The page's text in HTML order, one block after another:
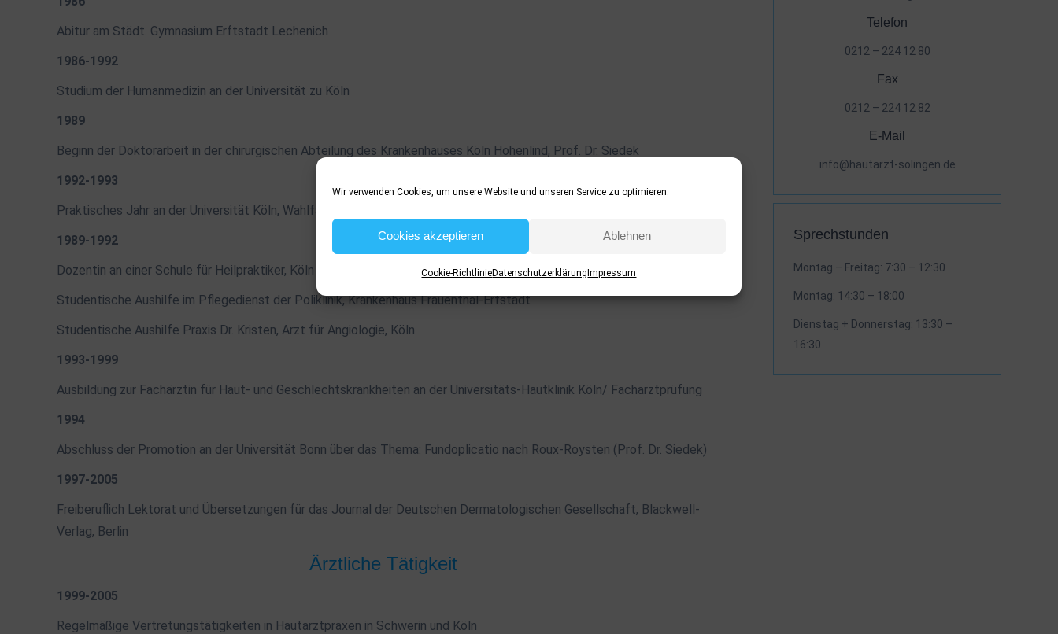
Wir verwenden Cookies, um unsere Website und unseren Service zu optimieren.
Cookies akzeptieren Ablehnen
Cookie-RichtlinieDatenschutzerklärungImpressum
Abitur am Städt. Gymnasium Erftstadt Lechenich
1986-1992
Studium der Humanmedizin an der Universität zu Köln
1989
Beginn der Doktorarbeit in der chirurgischen Abteilung des Krankenhauses Köln Hohenlind, Prof. Dr. Siedek
1992-1993
Praktisches Jahr an der Universität Köln, Wahlfach Dermatologie
1989-1992
Dozentin an einer Schule für Heilpraktiker, Köln Minoritengasse
Studentische Aushilfe im Pflegedienst der Poliklinik, Krankenhaus Frauenthal-Erfstadt
Studentische Aushilfe Praxis Dr. Kristen, Arzt für Angiologie, Köln
1993-1999
Ausbildung zur Fachärztin für Haut- und Geschlechtskrankheiten an der Universitäts-Hautklinik Köln/ Facharztprüfung
1994
Abschluss der Promotion an der Universität Bonn über das Thema: Fundoplicatio nach Roux-Roysten (Prof. Dr. Siedek)
1997-2005
Freiberuflich Lektorat und Übersetzungen für das Journal der Deutschen Dermatologischen Gesellschaft, Blackwell-
Verlag, Berlin
Ärztliche Tätigkeit
1999-2005
Regelmäßige Vertretungstätigkeiten in Hautarztpraxen in Schwerin und Köln
Telefon
0212 – 224 12 80
Fax
0212 – 224 12 82
E-Mail
info@hautarzt-solingen.de
Sprechstunden
Montag – Freitag: 7:30 – 12:30
Montag: 14:30 – 18:00
Dienstag + Donnerstag: 13:30 –
16:30